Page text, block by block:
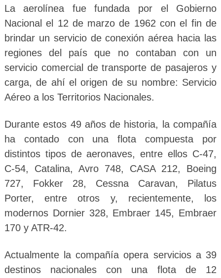
La aerolínea fue fundada por el Gobierno
Nacional el 12 de marzo de 1962 con el fin de
brindar un servicio de conexión aérea hacia las
regiones del país que no contaban con un
servicio comercial de transporte de pasajeros y
carga, de ahí el origen de su nombre: Servicio
Aéreo a los Territorios Nacionales.
Durante estos 49 años de historia, la compañía
ha contado con una flota compuesta por
distintos tipos de aeronaves, entre ellos C-47,
C-54, Catalina, Avro 748, CASA 212, Boeing
727, Fokker 28, Cessna Caravan, Pilatus
Porter, entre otros y, recientemente, los
modernos Dornier 328, Embraer 145, Embraer
170 y ATR-42.
Actualmente la compañía opera servicios a 39
destinos nacionales con una flota de 12